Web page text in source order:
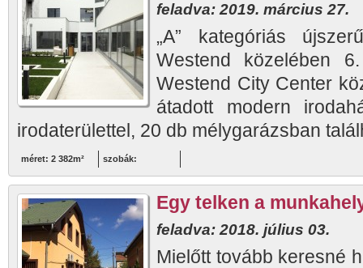
feladva: 2019. március 27.
„A” kategóriás
Westend közelében
Westend City Center
átadott modern
irodaterülettel, 20 db mélygarázsban
méret: 2 382m² szobák:
Egy telken a
feladva: 2018. július 03.
Mielőtt tovább keresné